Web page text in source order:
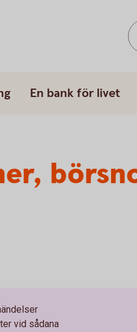
En bank för livet
vid sådana